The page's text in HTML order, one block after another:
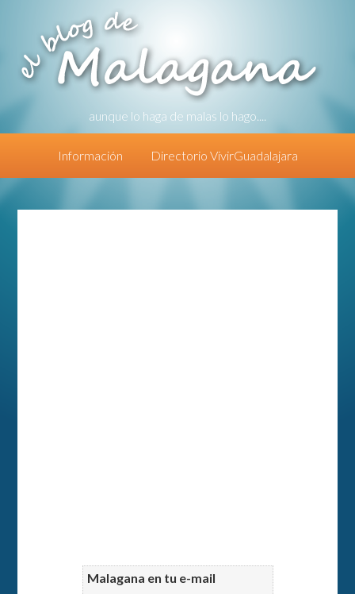
aunque lo haga de malas lo hago....
Información Directorio VivirGuadalajara
Malagana en tu e-mail